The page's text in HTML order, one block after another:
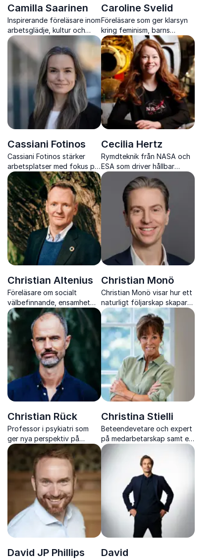
Camilla Saarinen
Inspirerande föreläsare inom
arbetsglädje, kultur och
förändring
Caroline Svelid
Föreläsare som ger klarsyn
kring feminism, barns
rättigheter och jämställdhet
Cassiani Fotinos
Cassiani Fotinos stärker
arbetsplatser med fokus på
work life wellbeing och
hållbar balans
Cecilia Hertz
Rymdteknik från NASA och
ESA som driver hållbar
innovation på jorden
Christian Altenius
Föreläsare om socialt
välbefinnande, ensamhet
och starka arbetsplatser
Christian Monö
Christian Monö visar hur ett
naturligt följarskap skapar
starkare samarbete och
förvandlar vår syn på
ledarskap och ansvar.
Christian Rück
Professor i psykiatri som
ger nya perspektiv på
mening, arbete och psykisk
hälsa
Christina Stielli
Beteendevetare och expert
på medarbetarskap samt en
av Sveriges mest
uppskattade föreläsare.
David JP Phillips
David